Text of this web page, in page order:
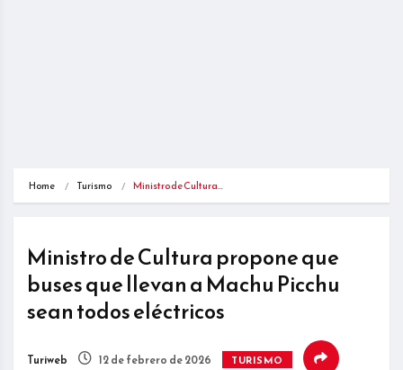
Home Turismo Ministro de Cultura…
Ministro de Cultura propone que
buses que llevan a Machu Picchu
sean todos eléctricos
Turiweb 12 de febrero de 2026 TURISMO